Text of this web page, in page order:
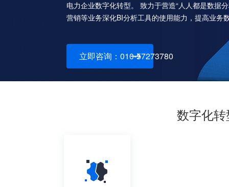
电力企业数字化转型。 致力于营造“人人都是数据
营销等业务深化BI分析工具的使用能力，提高业务
立即咨询：010-57273780
数字化